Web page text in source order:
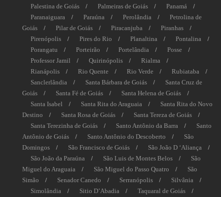
Palestina de Goiás
Palmeiras de Goiás
Panamá
Paranaiguara
Paraúna Perolândia
Petrolina de
Goiás
Pilar de Goiás Piracanjuba
Piranhas
Pirenópolis
Pires do Rio Planaltina
Pontalina
Porangatu
Porteirão Portelândia
Posse
Professor Jamil
Quirinópolis
Rialma
Rianápolis
Rio Quente Rio Verde
Rubiataba
Sanclerlândia
Santa Bárbara de Goiás
Santa Cruz de
Goiás
Santa Fé de Goiás
Santa Helena de Goiás
Santa Isabel
Santa Rita do Araguaia
Santa Rita do Novo
Destino
Santa Rosa de Goiás
Santa Tereza de Goiás
Santa Terezinha de Goiás
Santo Antônio da Barra
Santo
Antônio de Goiás
Santo Antônio do Descoberto
São
Domingos
São Francisco de Goiás
São João D ‘Aliança
São João da Paraúna
São Luis de Montes Belos
São
Miguel do Araguaia
São Miguel do Passo Quatro
São
Simão
Senador Canedo Serranópolis
Silvânia
Simolândia
Sitio D’Abadia Taquaral de Goiás